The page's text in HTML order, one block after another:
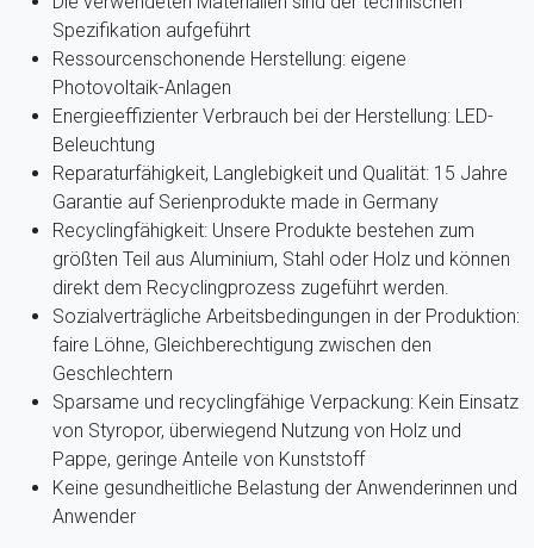
Spezifikation aufgeführt
Ressourcenschonende Herstellung: eigene
Photovoltaik-Anlagen
Energieeffizienter Verbrauch bei der Herstellung: LED-
Beleuchtung
Reparaturfähigkeit, Langlebigkeit und Qualität: 15 Jahre
Garantie auf Serienprodukte made in Germany
Recyclingfähigkeit: Unsere Produkte bestehen zum
größten Teil aus Aluminium, Stahl oder Holz und können
direkt dem Recyclingprozess zugeführt werden.
Sozialverträgliche Arbeitsbedingungen in der Produktion:
faire Löhne, Gleichberechtigung zwischen den
Geschlechtern
Sparsame und recyclingfähige Verpackung: Kein Einsatz
von Styropor, überwiegend Nutzung von Holz und
Pappe, geringe Anteile von Kunststoff
Keine gesundheitliche Belastung der Anwenderinnen und
Anwender